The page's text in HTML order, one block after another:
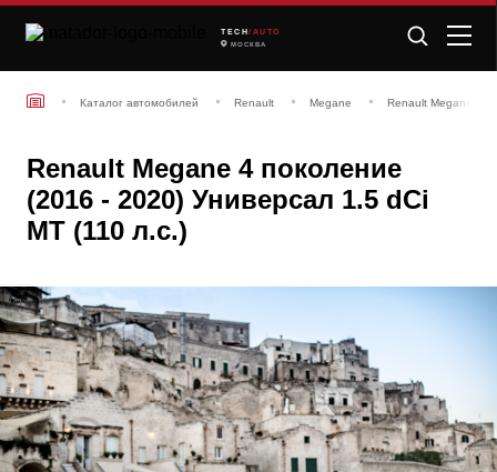
TECH /AUTO
МОСКВА
Каталог автомобилей Renault Megane Renault Megane 4
Renault Megane 4 поколение
(2016 - 2020) Универсал 1.5 dCi
MT (110 л.с.)